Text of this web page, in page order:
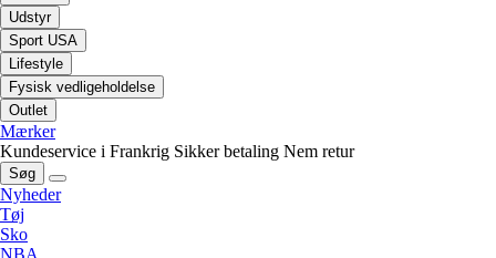
Udstyr
Sport USA
Lifestyle
Fysisk vedligeholdelse
Outlet
Mærker
Kundeservice i Frankrig Sikker betaling Nem retur
Søg
Nyheder
Tøj
Sko